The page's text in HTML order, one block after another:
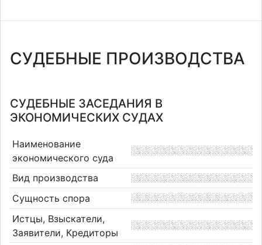
СУДЕБНЫЕ ПРОИЗВОДСТВА
СУДЕБНЫЕ ЗАСЕДАНИЯ В
ЭКОНОМИЧЕСКИХ СУДАХ
Наименование
экономического суда
Вид производства
Сущность спора
Истцы, Взыскатели,
Заявители, Кредиторы